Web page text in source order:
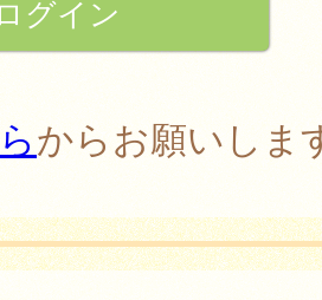
からお願いしま